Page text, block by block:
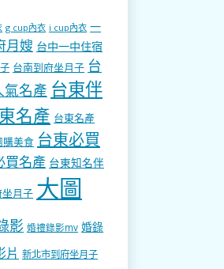
g cup內衣 i cup內衣 一
月嫂 台中一中住宿
台南到府坐月子 台
氣名產 台東伴
名產 台東名產
購美食 台東必買
買名產 台東知名伴
月子 大圖
影 婚禮錄影mv 婚錄
片 新北市到府坐月子